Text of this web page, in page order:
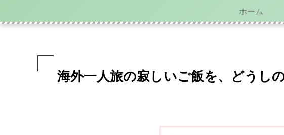
ホーム
海外一人旅の寂しいご飯を、どうし